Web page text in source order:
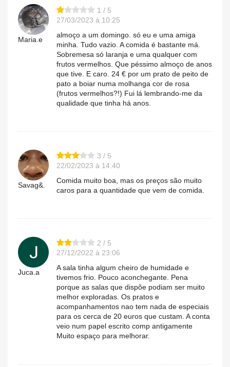
Maria.e
1 / 5
27/03/2023 à 10:25
almoço a um domingo. só eu e uma amiga
minha. Tudo vazio. A comida é bastante má.
Sobremesa só laranja e uma qualquer com
frutos vermelhos. Que péssimo almoço de anos
que tive. E caro. 24 € por um prato de peito de
pato a boiar numa molhanga cor de rosa
(frutos vermelhos?!) Fui lá lembrando-me da
qualidade que tinha há anos.
Savag&.
3 / 5
22/02/2023 à 14:40
Comida muito boa, mas os preços são muito
caros para a quantidade que vem de comida.
Juca.a
2 / 5
27/12/2022 à 23:06
A sala tinha algum cheiro de humidade e
tivemos frio. Pouco aconchegante. Pena
porque as salas que dispõe podiam ser muito
melhor exploradas. Os pratos e
acompanhamentos nao tem nada de especiais
para os cerca de 20 euros que custam. A conta
veio num papel escrito comp antigamente
Muito espaço para melhorar.